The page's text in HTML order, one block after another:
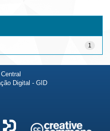
1
Digital - GID